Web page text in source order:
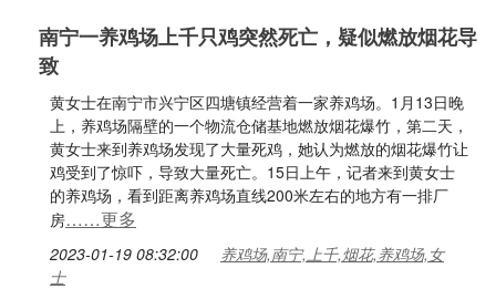
南宁一养鸡场上千只鸡突然死亡，疑似燃放烟花导
致
黄女士在南宁市兴宁区四塘镇经营着一家养鸡场。1月13日晚
上，养鸡场隔壁的一个物流仓储基地燃放烟花爆竹，第二天，
黄女士来到养鸡场发现了大量死鸡，她认为燃放的烟花爆竹让
鸡受到了惊吓，导致大量死亡。15日上午，记者来到黄女士
的养鸡场，看到距离养鸡场直线200米左右的地方有一排厂
房……更多
2023-01-19 08:32:00
养鸡场,南宁,上千,烟花,养鸡场,女
士